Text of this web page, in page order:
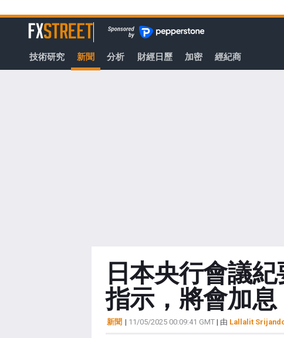
至
容
FXStreet
技術研究 新聞 分析 財經日歷 加密 經紀商
日本央行會議
指示，將會加息
新聞 | 11/05/2025 00:09:41 GMT| 由 Lallalit